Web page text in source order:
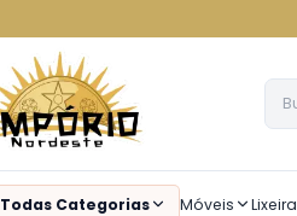
Todas Categorias Móveis Lixeira